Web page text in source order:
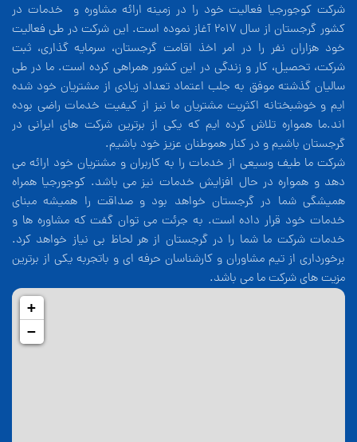
شرکت کوجورجیا فعالیت خود را در زمینه ارائه مشاوره و خدمات در
کشور گرجستان از سال 2017 آغاز نموده است. این شرکت در طی فعالیت
خود هزاران نفر را در امر اخذ اقامت گرجستان، سرمایه گذاری، ثبت
شرکت، تحصیل، کار و زندگی در این کشور همراهی کرده است. ما در طی
سالیان گذشته موفق به جلب اعتماد تعداد زیادی از مشتریان خود شده
ایم و خوشبختانه اکثریت مشتریان ما نیز از کیفیت خدمات راضی بوده
اند.ما همواره تلاش کرده ایم که یکی از برترین شرکت های ایرانی در
گرجستان باشیم و در کنار هموطنان عزیز خود باشیم.
شرکت ما طیف وسیعی از خدمات را به کاربران و مشتریان خود ارائه می
دهد و همواره در حال افزایش خدمات نیز می باشد. کوجورجیا همراه
همیشگی شما در گرجستان خواهد بود و صداقت را همیشه مبنای
خدمات خود قرار داده است. به جرئت می توان گفت که مشاوره ها و
خدمات شرکت ما شما را در گرجستان از هر لحاظ بی نیاز خواهد کرد.
برخورداری از تیم مشاوران و کارشناسان حرفه ای و باتجربه یکی از برترین
مزیت های شرکت ما می باشد.
+
−